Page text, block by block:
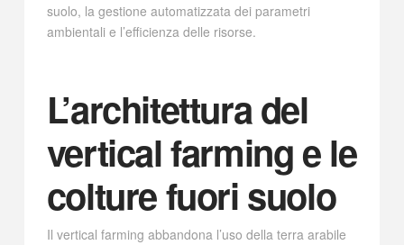
suolo, la gestione automatizzata dei parametri
ambientali e l’efficienza delle risorse.
L’architettura del
vertical farming e le
colture fuori suolo
Il vertical farming abbandona l’uso della terra arabile